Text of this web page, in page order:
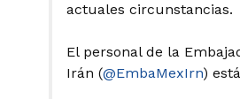
actuales circunstancias.
El personal de la
Irán (@EmbaMexIrn)